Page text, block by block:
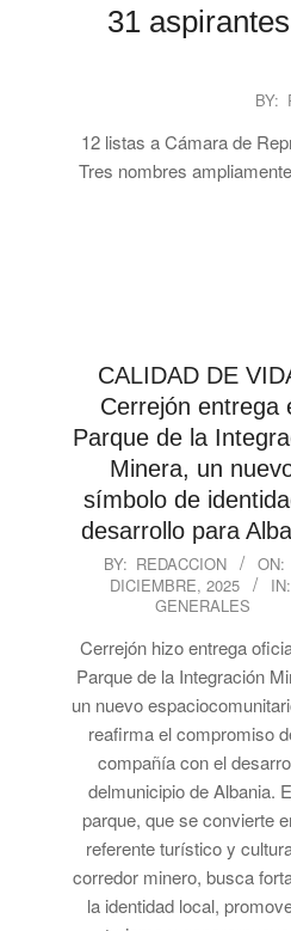
31
09
BY:
12 listas a Cámara de
Tres nombres
CALIDAD DE
Cerrejón entrega
Parque de la
Minera, un
símbolo de
desarrollo para
2025-BY: REDACCION ON:
DICIEMBRE, 2025
IN:
GENERALES
Cerrejón hizo entrega
Parque de la Integración
un nuevo
reafirma el compromiso
compañía con el
delmunicipio de Albania.
parque, que se convierte
referente turístico y
corredor minero, busca
la identidad local,